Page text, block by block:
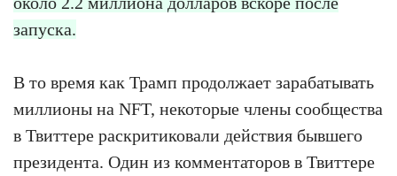
запуска.
В то время как Трамп продолжает зарабатывать
миллионы на NFT, некоторые члены сообщества
в Твиттере раскритиковали действия бывшего
президента. Один из комментаторов в Твиттере